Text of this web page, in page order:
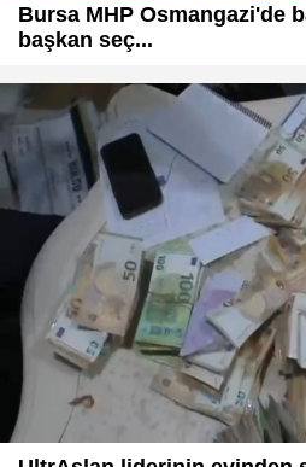
Bursa MHP Osmangazi'de
başkan seç...